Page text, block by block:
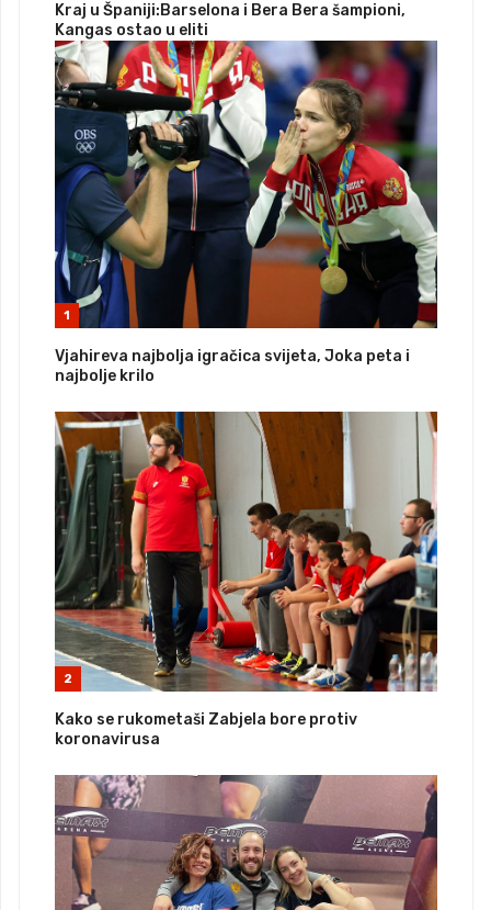
Kraj u Španiji:Barselona i Bera Bera šampioni,
Kangas ostao u eliti
1
Vjahireva najbolja igračica svijeta, Joka peta i
najbolje krilo
2
Kako se rukometaši Zabjela bore protiv
koronavirusa